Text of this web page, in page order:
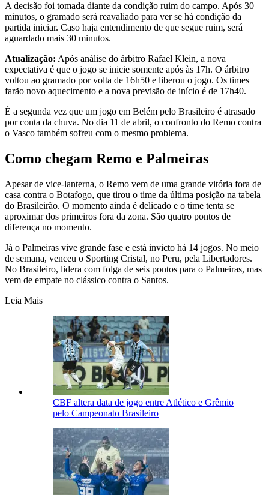
A decisão foi tomada diante da condição ruim do campo. Após 30
minutos, o gramado será reavaliado para ver se há condição da
partida iniciar. Caso haja entendimento de que segue ruim, será
aguardado mais 30 minutos.
Atualização: Após análise do árbitro Rafael Klein, a nova
expectativa é que o jogo se inicie somente após às 17h. O árbitro
voltou ao gramado por volta de 16h50 e liberou o jogo. Os times
farão novo aquecimento e a nova previsão de início é de 17h40.
É a segunda vez que um jogo em Belém pelo Brasileiro é atrasado
por conta da chuva. No dia 11 de abril, o confronto do Remo contra
o Vasco também sofreu com o mesmo problema.
Como chegam Remo e Palmeiras
Apesar de vice-lanterna, o Remo vem de uma grande vitória fora de
casa contra o Botafogo, que tirou o time da última posição na tabela
do Brasileirão. O momento ainda é delicado e o time tenta se
aproximar dos primeiros fora da zona. São quatro pontos de
diferença no momento.
Já o Palmeiras vive grande fase e está invicto há 14 jogos. No meio
de semana, venceu o Sporting Cristal, no Peru, pela Libertadores.
No Brasileiro, lidera com folga de seis pontos para o Palmeiras, mas
vem de empate no clássico contra o Santos.
Leia Mais
CBF altera data de jogo entre Atlético e Grêmio
pelo Campeonato Brasileiro